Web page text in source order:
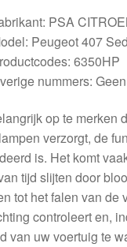
PSA
Peugeot 407
6350HP
nummers: Geen
op te merken
verzorgt, de
is. Het komt
tijd slijten door
tot het falen van de
controleert en,
van uw voertuig te